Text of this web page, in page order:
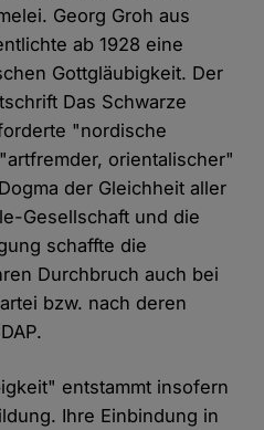
Georg Groh aus
ab 1928 eine
Gottgläubigkeit. Der
Das Schwarze
"nordische
orientalischer"
der Gleichheit aller
Gesellschaft und die
schaffte die
Durchbruch auch bei
bzw. nach deren
entstammt insofern
Ihre Einbindung in